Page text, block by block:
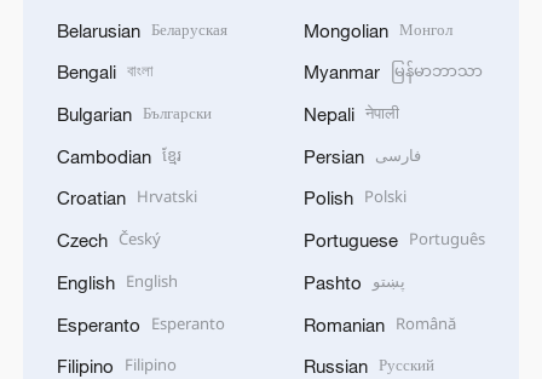
Belarusian Беларуская
Bengali বাংলা
Bulgarian Български
Cambodian ខ្មែរ
Croatian Hrvatski
Czech Český
English English
Esperanto Esperanto
Filipino Filipino
Mongolian Монгол
Myanmar မြန်မာဘာသာ
Nepali नेपाली
Persian فارسی
Polish Polski
Portuguese Português
Pashto پښتو
Romanian Română
Russian Русский